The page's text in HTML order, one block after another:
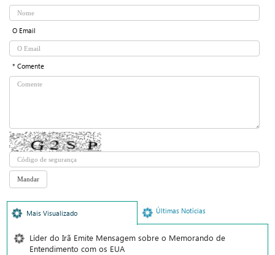
O Email
* Comente
Mais Visualizado Últimas Notícias
Líder do Irã Emite Mensagem sobre o Memorando de
Entendimento com os EUA